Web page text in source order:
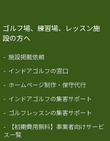
ゴルフ場、練習場、レッスン施
設の方へ
- 施設掲載依頼
- インドアゴルフの窓口
- ホームページ制作・保守代行
- インドアゴルフの集客サポート
- ゴルフレッスンの集客サポート
-
【初期費用無料】事業者向けサービ
ス一覧